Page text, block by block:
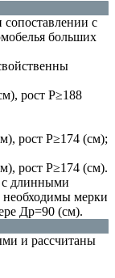
с
больших
рост Р≥188
рост Р≥174 (см);
рост Р≥174 (см).
с длинными
необходимы мерки
Др=90 (см).
и рассчитаны